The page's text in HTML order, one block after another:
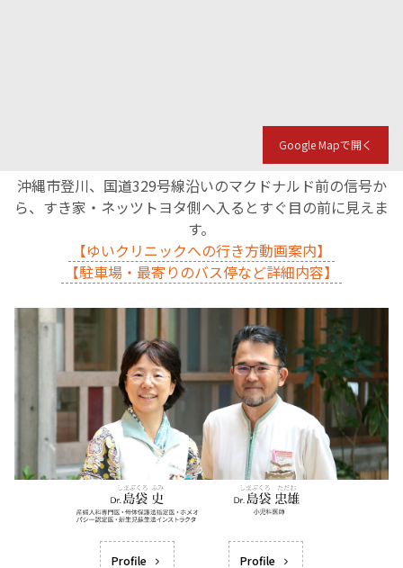
Google Mapで開く
沖縄市登川、国道329号線沿いのマクドナルド前の信号か
ら、すき家・ネッツトヨタ側へ入るとすぐ目の前に見えま
す。
【ゆいクリニックへの行き方動画案内】
【駐車場・最寄りのバス停など詳細内容】
Profile Profile